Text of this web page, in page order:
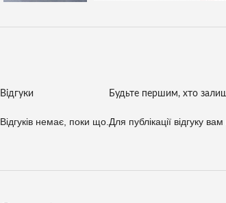
Відгуки
Відгуків немає, поки що.
Будьте першим, хто
Для публікації відгуку